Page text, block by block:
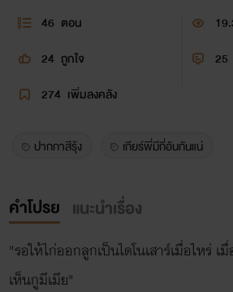
46 ตอน
24 ถูกใจ 25
274 เพิ่มลงคลัง
ปากกาสีรุ้ง เกียร์พี่มีกี่อันกันแน่
คำโปรย แนะนำเรื่อง
"รอให้ไก่ออกลูกเป็นไดโนเสาร์เมื่อไหร่
เห็นกูมีเมีย"